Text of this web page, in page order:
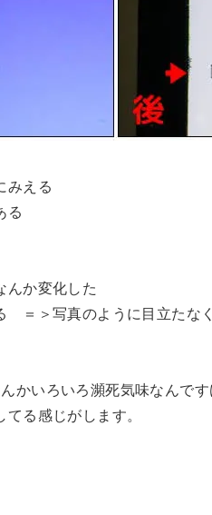
みえる
る
んか変化した
＝＞写真のように目立たな
かいろいろ瀕死気味なんで
る感じがします。